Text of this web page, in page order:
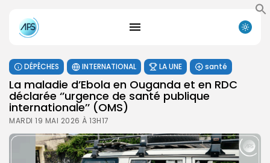
DÉPÊCHES INTERNATIONAL LA UNE santé
La maladie d’Ebola en Ouganda et en RDC
déclarée ‘’urgence de santé publique
internationale’’ (OMS)
MARDI 19 MAI 2026 À 13H17